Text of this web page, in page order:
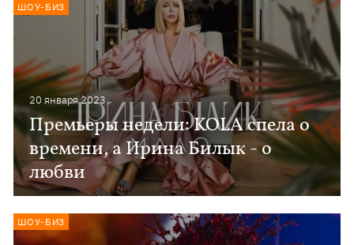
20 января 2023
Премьеры недели: KOLA спела о
времени, а Ирина Билык - о
любви
ШОУ-БИЗ
ШОУ-БИЗ